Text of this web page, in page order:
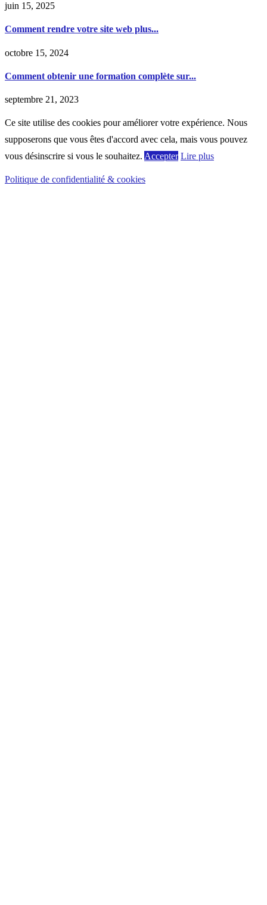
juin 15, 2025
Comment rendre votre site web plus...
octobre 15, 2024
Comment obtenir une formation complète sur...
septembre 21, 2023
Ce site utilise des cookies pour améliorer votre expérience. Nous
supposerons que vous êtes d'accord avec cela, mais vous pouvez
vous désinscrire si vous le souhaitez. Accepter Lire plus
Politique de confidentialité & cookies